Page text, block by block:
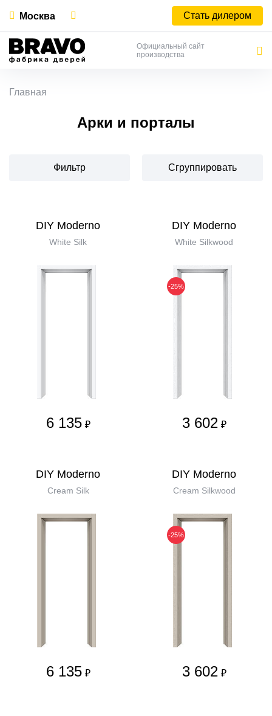
Москва Стать дилером
Официальный сайт
производства
Главная
Арки и порталы
Фильтр Сгруппировать
DIY Moderno
White Silk
6 135 ₽
DIY Moderno
White Silkwood
-25%
3 602 ₽
DIY Moderno
Cream Silk
6 135 ₽
DIY Moderno
Cream Silkwood
-25%
3 602 ₽